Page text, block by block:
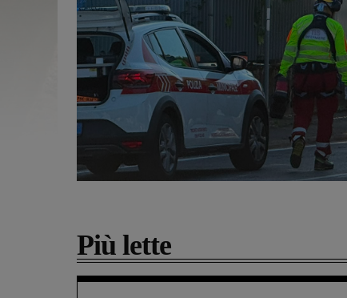
Più lette